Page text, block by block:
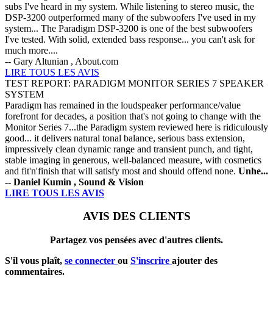
subs I've heard in my system. While listening to stereo music, the
DSP-3200 outperformed many of the subwoofers I've used in my
system... The Paradigm DSP-3200 is one of the best subwoofers
I've tested. With solid, extended bass response... you can't ask for
much more....
-- Gary Altunian , About.com
LIRE TOUS LES AVIS
TEST REPORT: PARADIGM MONITOR SERIES 7 SPEAKER
SYSTEM
Paradigm has remained in the loudspeaker performance/value
forefront for decades, a position that's not going to change with the
Monitor Series 7...the Paradigm system reviewed here is ridiculously
good... it delivers natural tonal balance, serious bass extension,
impressively clean dynamic range and transient punch, and tight,
stable imaging in generous, well-balanced measure, with cosmetics
and fit'n'finish that will satisfy most and should offend none. Unhe...
-- Daniel Kumin , Sound & Vision
LIRE TOUS LES AVIS
AVIS DES CLIENTS
Partagez vos pensées avec d'autres clients.
S'il vous plaît, se connecter ou S'inscrire ajouter des
commentaires.